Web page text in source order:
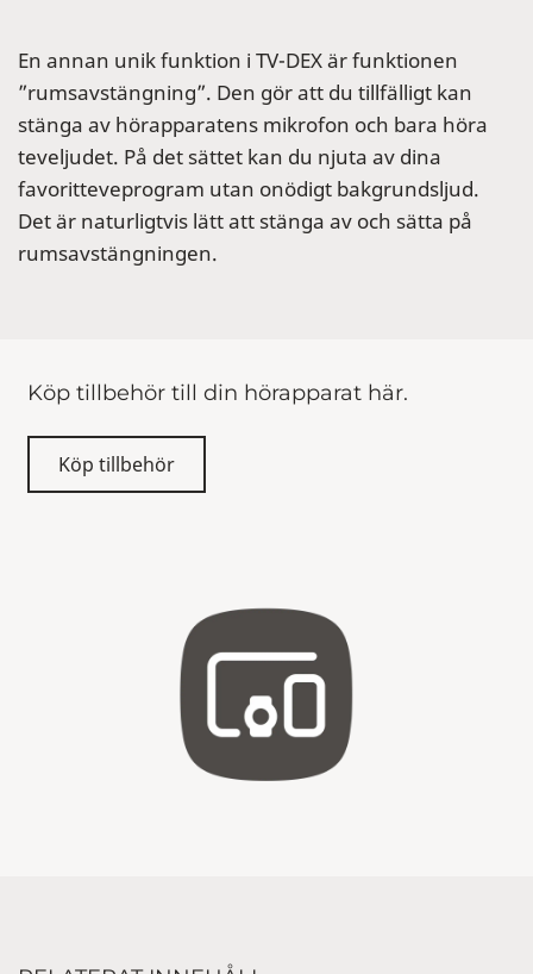
En annan unik funktion i TV-DEX är funktionen
”rumsavstängning”. Den gör att du tillfälligt kan
stänga av hörapparatens mikrofon och bara höra
teveljudet. På det sättet kan du njuta av dina
favoritteveprogram utan onödigt bakgrundsljud.
Det är naturligtvis lätt att stänga av och sätta på
rumsavstängningen.
Köp tillbehör till din hörapparat här.
Köp tillbehör